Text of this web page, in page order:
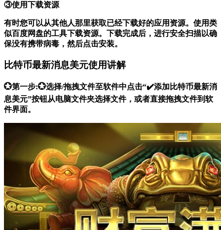
③使用下载资源
有时您可以从其他人那里获取已经下载好的应用资源。使用类
似百度网盘的工具下载资源。下载完成后，进行安全扫描以确
保没有携带病毒，然后点击安装。
比特币最新消息美元使用讲解
💮第一步:💮选择/拖拽文件至软件中点击“✔️添加比特币最新消
息美元”按钮从电脑文件夹选择文件，或者直接拖拽文件到软
件界面。